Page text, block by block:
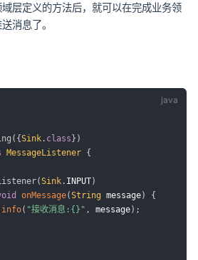
层定义的方法后，就可以在完成业务领
消息了。
( {Sink . class} )
MessageListener {
(Sink . INPUT)
onMessage(String message)
{
info( "接收消息:{}" , message) ;